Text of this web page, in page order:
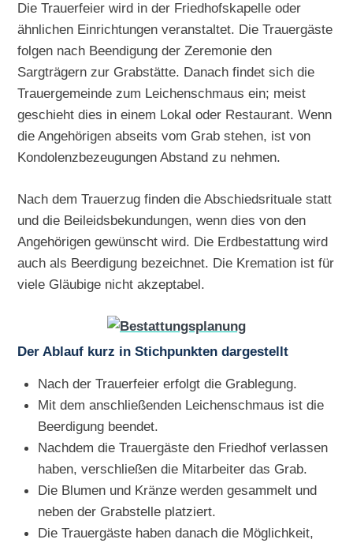
Die Trauerfeier wird in der Friedhofskapelle oder
ähnlichen Einrichtungen veranstaltet. Die Trauergäste
folgen nach Beendigung der Zeremonie den
Sargträgern zur Grabstätte. Danach findet sich die
Trauergemeinde zum Leichenschmaus ein; meist
geschieht dies in einem Lokal oder Restaurant. Wenn
die Angehörigen abseits vom Grab stehen, ist von
Kondolenzbezeugungen Abstand zu nehmen.
Nach dem Trauerzug finden die Abschiedsrituale statt
und die Beileidsbekundungen, wenn dies von den
Angehörigen gewünscht wird. Die Erdbestattung wird
auch als Beerdigung bezeichnet. Die Kremation ist für
viele Gläubige nicht akzeptabel.
Der Ablauf kurz in Stichpunkten dargestellt
Nach der Trauerfeier erfolgt die Grablegung.
Mit dem anschließenden Leichenschmaus ist die
Beerdigung beendet.
Nachdem die Trauergäste den Friedhof verlassen
haben, verschließen die Mitarbeiter das Grab.
Die Blumen und Kränze werden gesammelt und
neben der Grabstelle platziert.
Die Trauergäste haben danach die Möglichkeit,